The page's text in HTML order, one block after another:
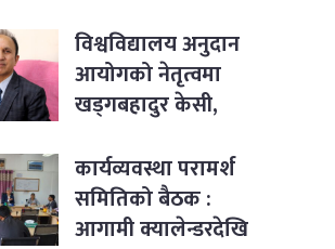
विश्वविद्यालय अनुदान
आयोगको नेतृत्वमा
खड्गबहादुर केसी,
नियुक्त
कार्यव्यवस्था परामर्श
समितिको बैठक :
आगामी क्यालेन्डरदेखि